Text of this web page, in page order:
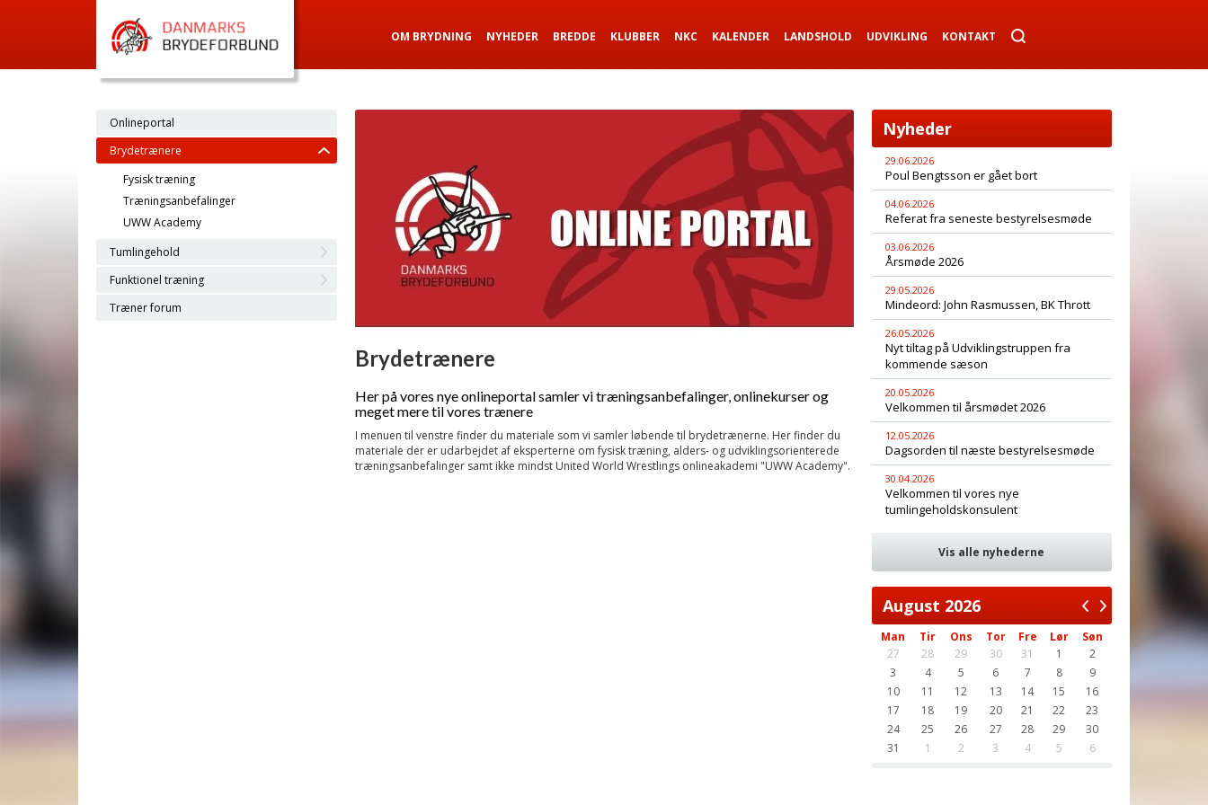
OM BRYDNING NYHEDER BREDDE KLUBBER NKC KALENDER LANDSHOLD UDVIKLING KONTAKT
Onlineportal
Brydetrænere
Fysisk træning
Træningsanbefalinger
UWW Academy
Tumlingehold
Funktionel træning
Træner forum
Brydetrænere
Her på vores nye onlineportal samler vi træningsanbefalinger, onlinekurser og
meget mere til vores trænere
I menuen til venstre finder du materiale som vi samler løbende til brydetrænerne. Her finder du
materiale der er udarbejdet af eksperterne om fysisk træning, alders- og udviklingsorienterede
træningsanbefalinger samt ikke mindst United World Wrestlings onlineakademi "UWW Academy".
Nyheder
29.06.2026
Poul Bengtsson er gået bort
04.06.2026
Referat fra seneste bestyrelsesmøde
03.06.2026
Årsmøde 2026
29.05.2026
Mindeord: John Rasmussen, BK Thrott
26.05.2026
Nyt tiltag på Udviklingstruppen fra
kommende sæson
20.05.2026
Velkommen til årsmødet 2026
12.05.2026
Dagsorden til næste bestyrelsesmøde
30.04.2026
Velkommen til vores nye
tumlingeholdskonsulent
Vis alle nyhederne
August 2026
Man Tir Ons Tor Fre Lør
Søn
27
28 29 30 31 1
2
3
4 5 6 7 8
9
10
11 12 13 14 15
16
17
18 19 20 21 22
23
24
25 26 27 28 29
30
31
1 2 3 4 5 6